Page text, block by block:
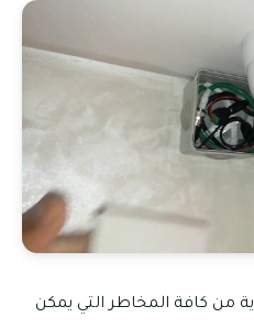
من كافة المخاطر التي يمكن